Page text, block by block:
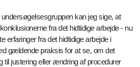
kan jeg sige, at
fra det hidtidige arbejde - nu
erfaringer fra det hidtidige arbejde i
gældende praksis for at se, om det
til justering eller ændring af procedurer